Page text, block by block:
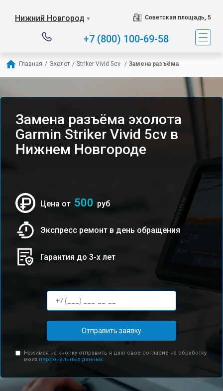
Нижний Новгород ▼ Советская площадь, 5
+7 (800) 100-69-58
Главная / Эхолот / Striker Vivid 5cv / Замена разъёма
Замена разъёма эхолота
Garmin Striker Vivid 5cv в
Нижнем Новгороде
Цена от 500 руб
Экспресс ремонт в день обращения
Гарантия до 3-х лет
Отправить заявку
Нажимая на кнопку отправить я даю свое согласие на обработку
моих персональных данных.